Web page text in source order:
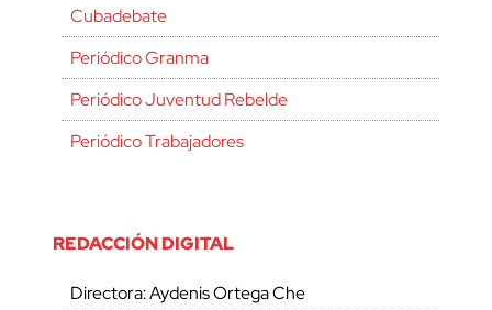
Cubadebate
Periódico Granma
Periódico Juventud Rebelde
Periódico Trabajadores
REDACCIÓN DIGITAL
Directora: Aydenis Ortega Che